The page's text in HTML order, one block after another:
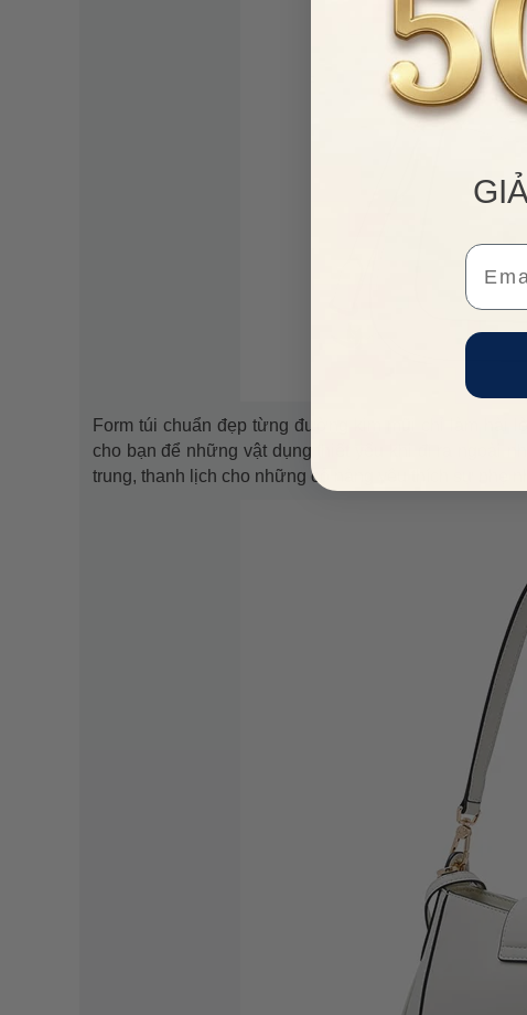
Form túi chuẩn đẹp từng đường kim mũi chỉ làm hài
cho bạn để những vật dụng thiết yếu khi đi ra ngoài
trung, thanh lịch cho những cô nàng yêu thích sự nhẹ
Email